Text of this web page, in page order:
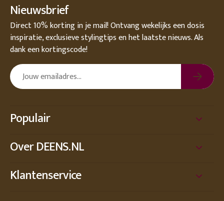
Nieuwsbrief
Direct 10% korting in je mail! Ontvang wekelijks een dosis
inspiratie, exclusieve stylingtips en het laatste nieuws. Als
dank een kortingscode!
Populair
Over DEENS.NL
Klantenservice